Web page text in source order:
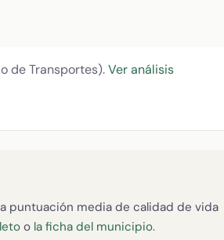
de Transportes).Ver análisis
puntuación media de calidad de vida
o la ficha del municipio.